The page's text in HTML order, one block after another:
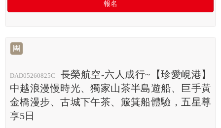
報名
團
DAD05260825C
長榮航空-六人成行~【珍愛峴港】
中越浪漫慢時光、獨家山茶半島遊船、巨手黃
金橋漫步、古城下午茶、簸箕船體驗，五星尊
享5日